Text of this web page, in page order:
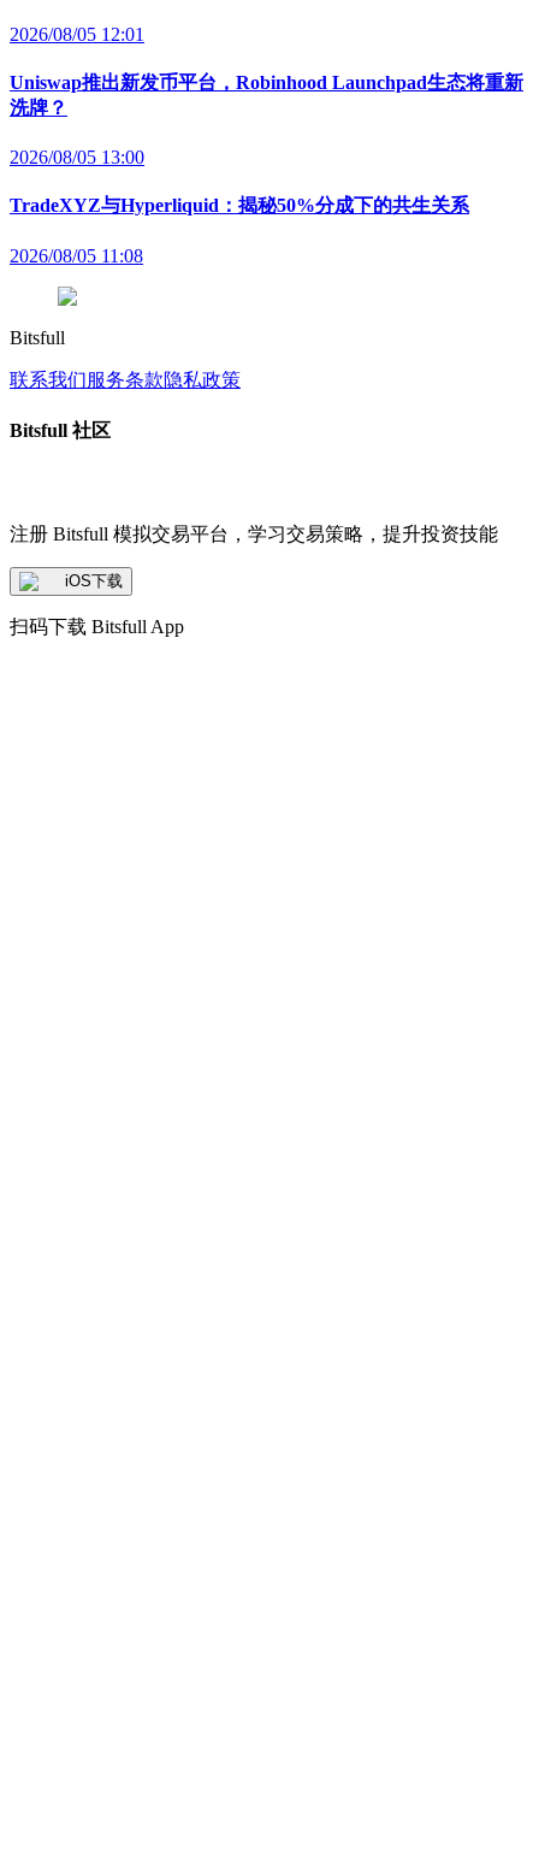
2026/08/05 12:01
Uniswap推出新发币平台，Robinhood Launchpad生态将重新
洗牌？
2026/08/05 13:00
TradeXYZ与Hyperliquid：揭秘50%分成下的共生关系
2026/08/05 11:08
Bitsfull
联系我们服务条款隐私政策
Bitsfull 社区
注册 Bitsfull 模拟交易平台，学习交易策略，提升投资技能
iOS下载
扫码下载 Bitsfull App